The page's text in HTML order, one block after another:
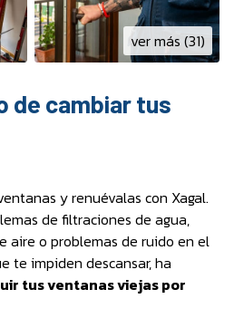
de cambiar tus
y renuévalas con Xagal.
de filtraciones de agua,
aire o problemas de ruido en el
te impiden descansar, ha
tus ventanas viejas por
ver más (31)